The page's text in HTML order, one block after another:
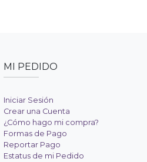
MI PEDIDO
Iniciar Sesión
Crear una Cuenta
¿Cómo hago mi compra?
Formas de Pago
Reportar Pago
Estatus de mi Pedido